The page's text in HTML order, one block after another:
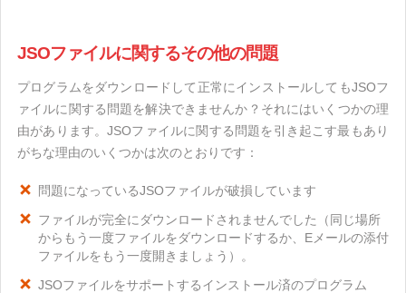
JSOファイルに関するその他の問題
プログラムをダウンロードして正常にインストールしてもJSOフ
ァイルに関する問題を解決できませんか？それにはいくつかの理
由があります。JSOファイルに関する問題を引き起こす最もあり
がちな理由のいくつかは次のとおりです：
問題になっているJSOファイルが破損しています
ファイルが完全にダウンロードされませんでした（同じ場所
からもう一度ファイルをダウンロードするか、Eメールの添付
ファイルをもう一度開きましょう）。
JSOファイルをサポートするインストール済のプログラム